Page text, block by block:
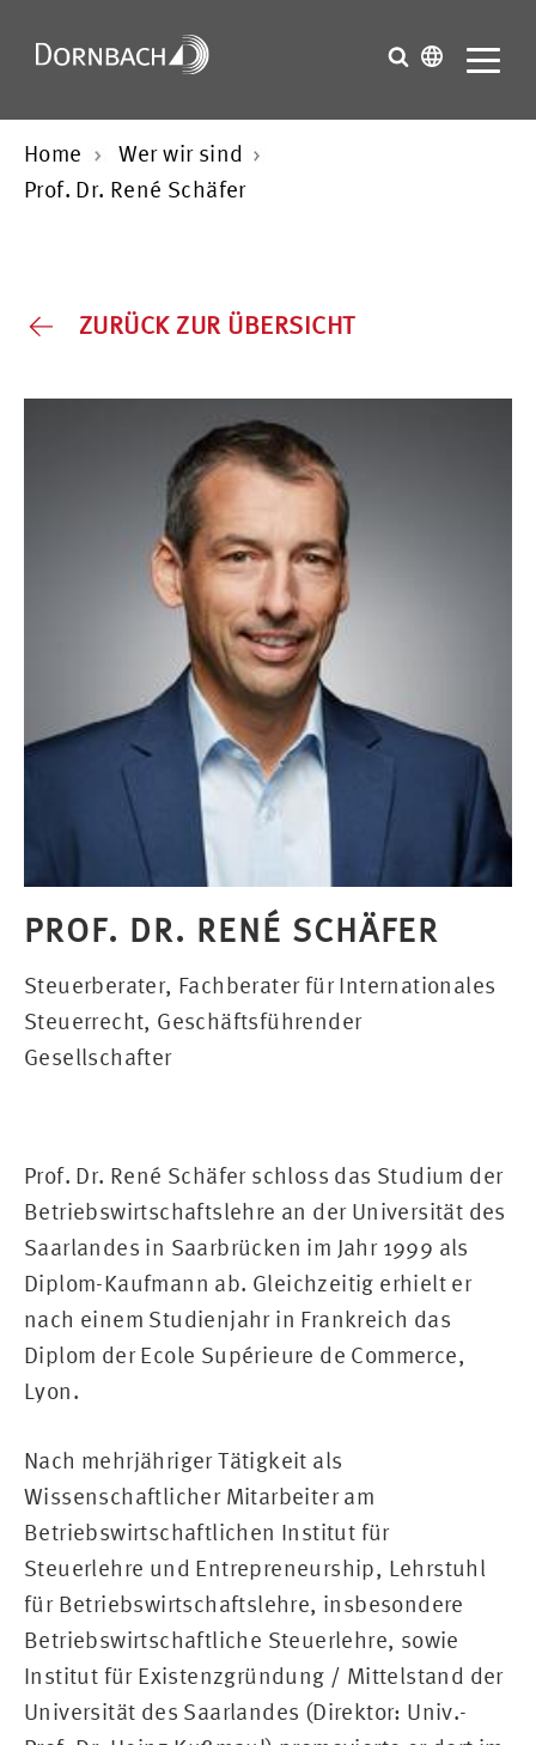
Home
Wer wir sind
Prof. Dr. René Schäfer
ZURÜCK ZUR ÜBERSICHT
PROF. DR. RENÉ SCHÄFER
Steuerberater, Fachberater für Internationales
Steuerrecht, Geschäftsführender
Gesellschafter
Prof. Dr. René Schäfer schloss das Studium der
Betriebswirtschaftslehre an der Universität des
Saarlandes in Saarbrücken im Jahr 1999 als
Diplom-Kaufmann ab. Gleichzeitig erhielt er
nach einem Studienjahr in Frankreich das
Diplom der Ecole Supérieure de Commerce,
Lyon.
Nach mehrjähriger Tätigkeit als
Wissenschaftlicher Mitarbeiter am
Betriebswirtschaftlichen Institut für
Steuerlehre und Entrepreneurship, Lehrstuhl
für Betriebswirtschaftslehre, insbesondere
Betriebswirtschaftliche Steuerlehre, sowie
Institut für Existenzgründung / Mittelstand der
Universität des Saarlandes (Direktor: Univ.-